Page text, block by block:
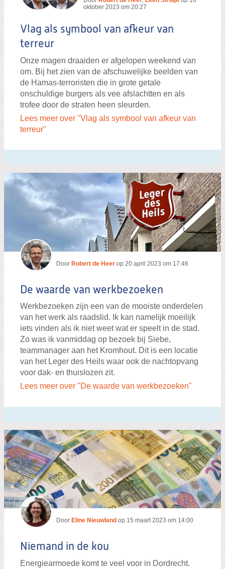
oktober 2023 om 20:27
Vlag als symbool van afkeur van
terreur
Onze magen draaiden er afgelopen weekend van
om. Bij het zien van de afschuwelijke beelden van
de Hamas-terroristen die in grote getale
onschuldige burgers als vee afslachtten en als
trofee door de straten heen sleurden.
Lees meer over "Vlag als symbool van afkeur van
terreur"
Door Robert de Heer op 20 april 2023 om 17:46
De waarde van werkbezoeken
Werkbezoeken zijn een van de mooiste onderdelen
van het werk als raadslid. Ik kan namelijk moeilijk
iets vinden als ik niet weet wat er speelt in de stad.
Zo was ik vanmiddag op bezoek bij Siebe,
teammanager aan het Kromhout. Dit is een locatie
van het Leger des Heils waar ook de nachtopvang
voor dak- en thuislozen zit.
Lees meer over "De waarde van werkbezoeken"
Door Eline Nieuwland op 15 maart 2023 om 14:00
Niemand in de kou
Energiearmoede komt te veel voor in Dordrecht.